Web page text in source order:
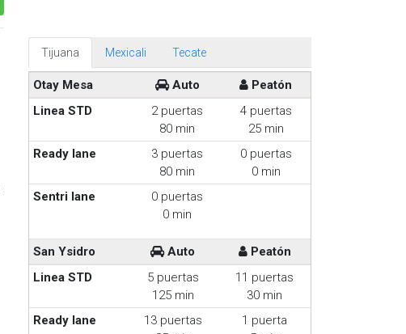
Tijuana Mexicali Tecate
Otay Mesa Auto
Peatón
Linea STD
2 puertas
80 min
4 puertas
25 min
Ready lane
3 puertas
80 min
0 puertas
0 min
Sentri lane
0 puertas
0 min
San Ysidro Auto
Peatón
Linea STD
5 puertas
125 min
11 puertas
30 min
Ready lane
13 puertas
1 puerta